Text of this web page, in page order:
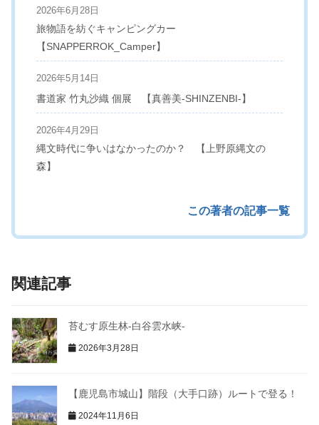
2026年6月28日
旅物語を紡ぐキャンピングカー
【SNAPPERROK_Camper】
2026年5月14日
書道家 竹丸沙織 個展 【真善美-SHINZENBI-】
2026年4月29日
縄文時代に争いはなかったのか？ 【上野原縄文の
森】
この著者の記事一覧
関連記事
苔むす原生林-白谷雲水峡-
2026年3月28日
【鹿児島市城山】階段（大手口跡）ルートで登る！
2024年11月6日